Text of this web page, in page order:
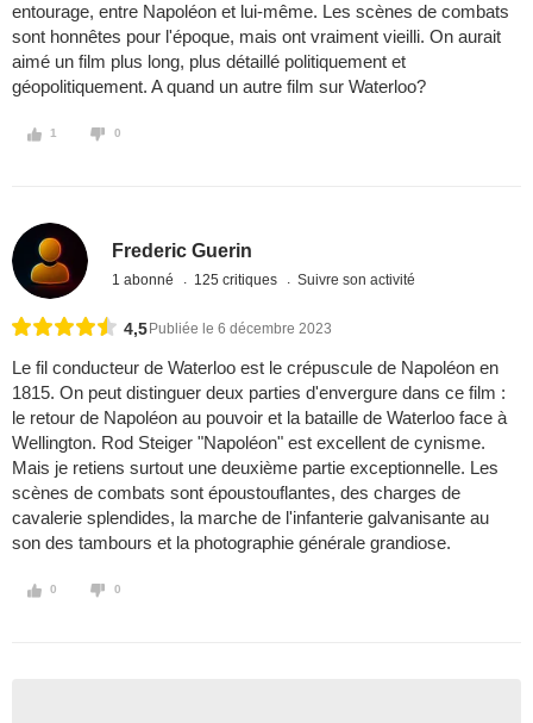
entourage, entre Napoléon et lui-même. Les scènes de combats
sont honnêtes pour l'époque, mais ont vraiment vieilli. On aurait
aimé un film plus long, plus détaillé politiquement et
géopolitiquement. A quand un autre film sur Waterloo?
1 0
Frederic Guerin
1 abonné 125 critiques Suivre son activité
4,5 Publiée le 6 décembre 2023
Le fil conducteur de Waterloo est le crépuscule de Napoléon en
1815. On peut distinguer deux parties d'envergure dans ce film :
le retour de Napoléon au pouvoir et la bataille de Waterloo face à
Wellington. Rod Steiger "Napoléon" est excellent de cynisme.
Mais je retiens surtout une deuxième partie exceptionnelle. Les
scènes de combats sont époustouflantes, des charges de
cavalerie splendides, la marche de l'infanterie galvanisante au
son des tambours et la photographie générale grandiose.
0 0